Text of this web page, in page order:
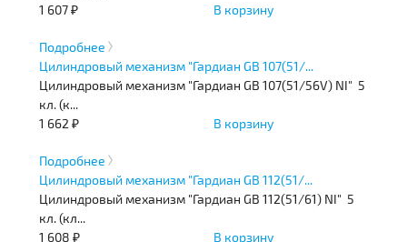
1 607 ₽
В корзину
Подробнее
Цилиндровый механизм "Гардиан GB 107(51/...
Цилиндровый механизм "Гардиан GB 107(51/56V) NI" 5
кл. (к...
1 662 ₽
В корзину
Подробнее
Цилиндровый механизм "Гардиан GB 112(51/...
Цилиндровый механизм "Гардиан GB 112(51/61) NI" 5
кл. (кл...
1 608 ₽
В корзину